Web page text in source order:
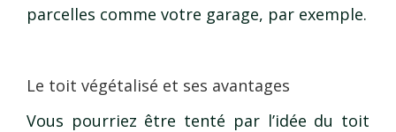
parcelles comme votre garage, par exemple.
Le toit végétalisé et ses avantages
Vous pourriez être tenté par l’idée du toit